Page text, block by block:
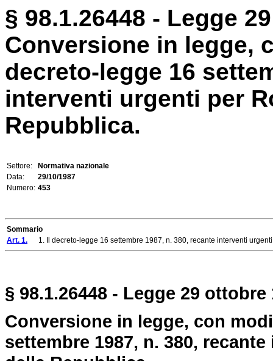
§ 98.1.26448 - Legge
Conversione in legge,
decreto-legge 16
interventi urgenti per
Repubblica.
Settore:
Normativa nazionale
Data:
29/10/1987
Numero: 453
Sommario
Art. 1. 1. Il decreto-legge 16 settembre 1987, n. 380, recante interventi
§ 98.1.26448 - Legge 29 ottobre
Conversione in legge, con
settembre 1987, n. 380,